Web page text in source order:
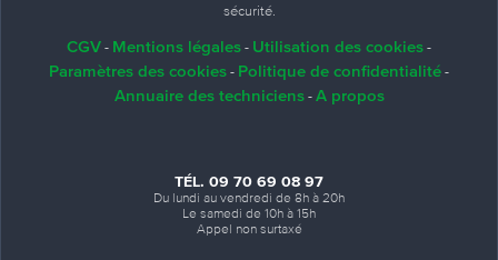
sécurité.
CGV - Mentions légales - Utilisation des cookies -
Paramètres des cookies - Politique de confidentialité -
Annuaire des techniciens- A propos
TÉL. 09 70 69 08 97
Du lundi au vendredi de 8h à 20h
Le samedi de 10h à 15h
Appel non surtaxé